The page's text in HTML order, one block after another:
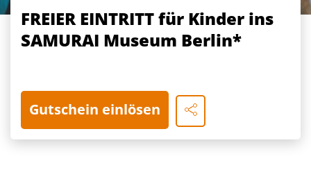
FREIER EINTRITT für Kinder ins
SAMURAI Museum Berlin*
Gutschein einlösen